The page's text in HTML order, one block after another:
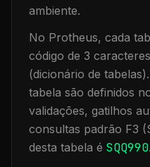
ambiente.
No Protheus, cada
código de 3
(dicionário de
tabela são definidos
validações, gatilhos
consultas padrão F3
desta tabela é SQQ990.